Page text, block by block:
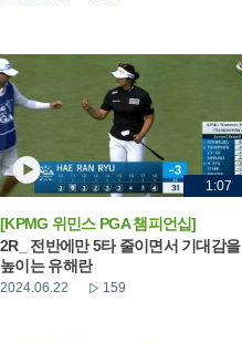
1:07
[KPMG 위민스 PGA 챔피언십]
2R_ 전반에만 5타 줄이면서 기대감을
높이는 유해란
2024.06.22 159